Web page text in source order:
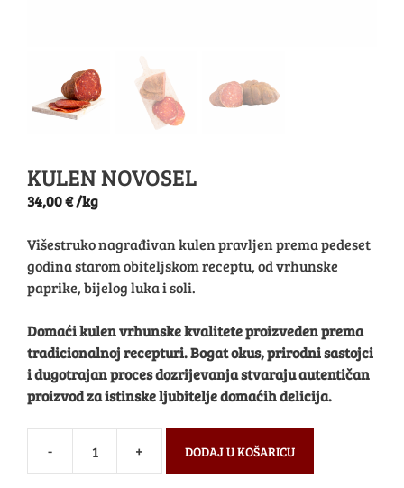
KULEN NOVOSEL
34,00€/kg
Višestruko nagrađivan kulen pravljen prema pedeset
godina starom obiteljskom receptu, od vrhunske
paprike, bijelog luka i soli.
Domaći kulen vrhunske kvalitete proizveden prema
tradicionalnoj recepturi. Bogat okus, prirodni sastojci
i dugotrajan proces dozrijevanja stvaraju autentičan
proizvod za istinske ljubitelje domaćih delicija.
- + DODAJ U KOŠARICU